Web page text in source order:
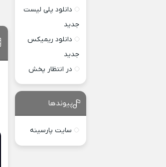
دانلود پلی لیست
جدید
دانلود ریمیکس
جدید
در انتظار پخش
پیوندها
سایت پارسینه